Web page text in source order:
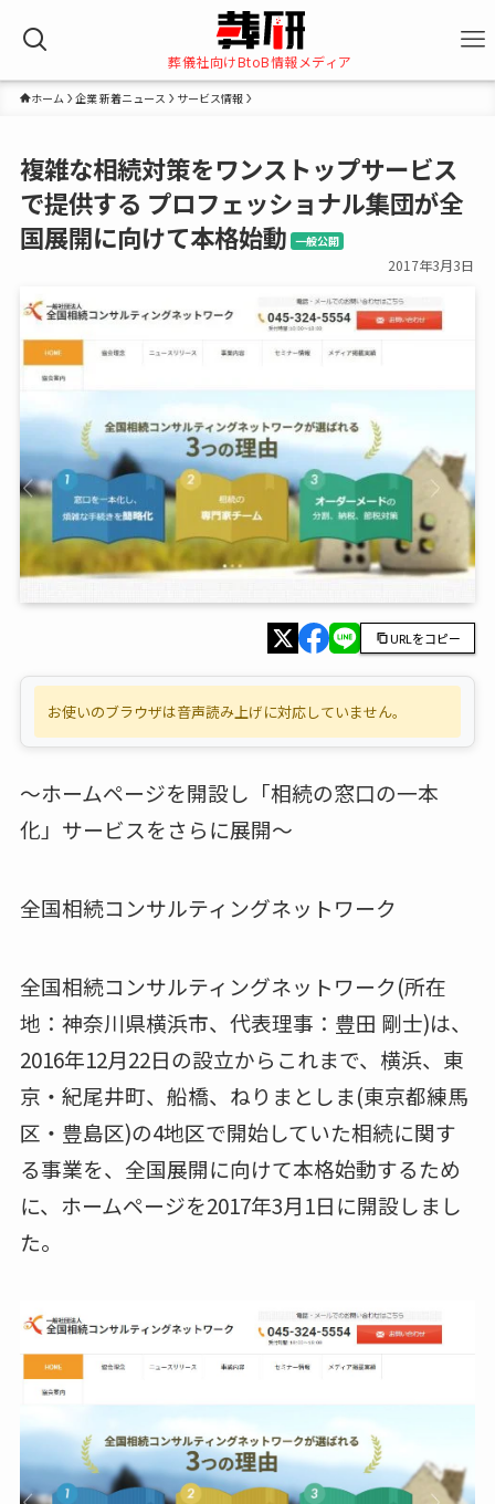
葬儀社向けBtoB情報メディア
ホーム 企業 新着ニュース サービス情報
複雑な相続対策をワンストップサービス
で提供する プロフェッショナル集団が全
国展開に向けて本格始動 一般公開
2017年3月3日
URLをコピー
お使いのブラウザは音声読み上げに対応していません。
～ホームページを開設し「相続の窓口の一本
化」サービスをさらに展開～
全国相続コンサルティングネットワーク
全国相続コンサルティングネットワーク(所在
地：神奈川県横浜市、代表理事：豊田 剛士)は、
2016年12月22日の設立からこれまで、横浜、東
京・紀尾井町、船橋、ねりまとしま(東京都練馬
区・豊島区)の4地区で開始していた相続に関す
る事業を、全国展開に向けて本格始動するため
に、ホームページを2017年3月1日に開設しまし
た。